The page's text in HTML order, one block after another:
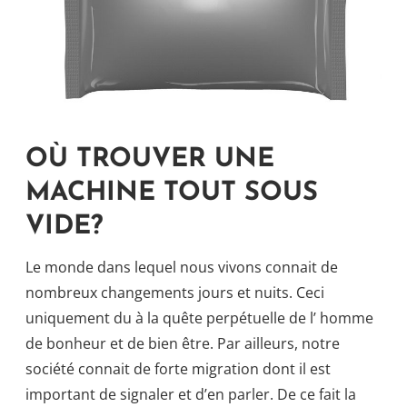
OÙ TROUVER UNE
MACHINE TOUT SOUS
VIDE?
Le monde dans lequel nous vivons connait de
nombreux changements jours et nuits. Ceci
uniquement du à la quête perpétuelle de l’ homme
de bonheur et de bien être. Par ailleurs, notre
société connait de forte migration dont il est
important de signaler et d’en parler. De ce fait la